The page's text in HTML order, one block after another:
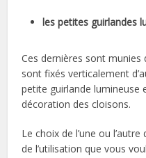
les petites guirlandes
Ces dernières sont munies
sont fixés verticalement
petite guirlande lumineuse
décoration des cloisons.
Le choix de l’une ou
de l’utilisation que vous